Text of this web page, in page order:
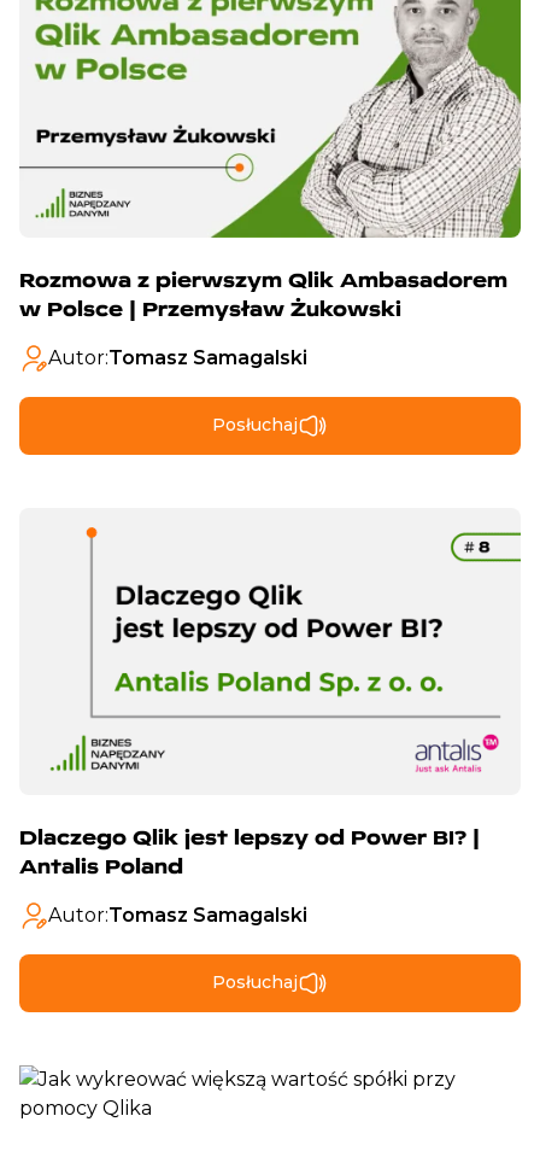
Rozmowa z pierwszym Qlik Ambasadorem
w Polsce | Przemysław Żukowski
Autor:Tomasz Samagalski
Posłuchaj
Dlaczego Qlik jest lepszy od Power BI? |
Antalis Poland
Autor:Tomasz Samagalski
Posłuchaj